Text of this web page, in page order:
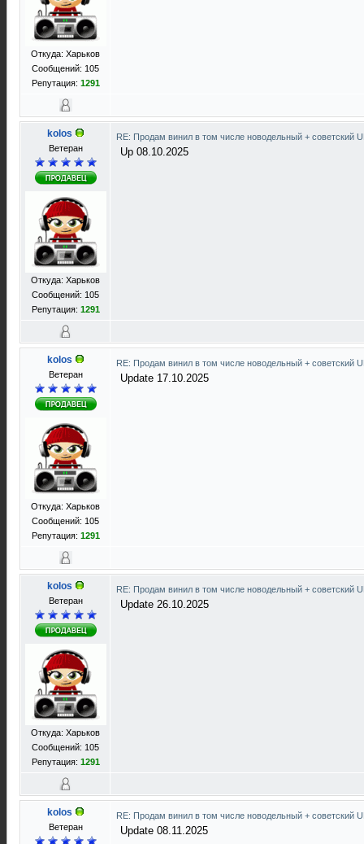
Откуда: Харьков
Сообщений: 105
Репутация: 1291
kolos
Ветеран
Откуда: Харьков
Сообщений: 105
Репутация: 1291
RE: Продам винил в том числе новодельный + советский
Up 08.10.2025
kolos
Ветеран
Откуда: Харьков
Сообщений: 105
Репутация: 1291
RE: Продам винил в том числе новодельный + советский
Update 17.10.2025
kolos
Ветеран
Откуда: Харьков
Сообщений: 105
Репутация: 1291
RE: Продам винил в том числе новодельный + советский
Update 26.10.2025
kolos
Ветеран
RE: Продам винил в том числе новодельный + советский
Update 08.11.2025